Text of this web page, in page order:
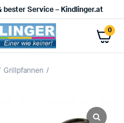
bester Service – Kindlinger.at
0
Grillpfannen